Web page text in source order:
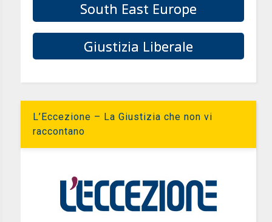
South East Europe
Giustizia Liberale
L’Eccezione – La Giustizia che non vi
raccontano